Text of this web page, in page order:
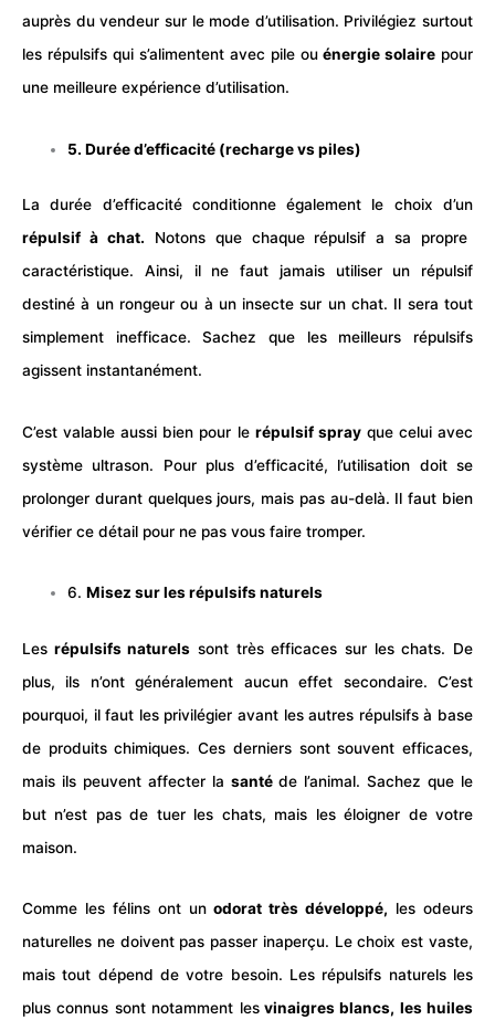
auprès du vendeur sur le mode d’utilisation. Privilégiez surtout
les répulsifs qui s’alimentent avec pile ou énergie solaire pour
une meilleure expérience d’utilisation.
5. Durée d’efficacité (recharge vs piles)
La durée d’efficacité conditionne également le choix d’un
répulsif à chat. Notons que chaque répulsif a sa propre
caractéristique. Ainsi, il ne faut jamais utiliser un répulsif
destiné à un rongeur ou à un insecte sur un chat. Il sera tout
simplement inefficace. Sachez que les meilleurs répulsifs
agissent instantanément.
C’est valable aussi bien pour le répulsif sprayque celui avec
système ultrason. Pour plus d’efficacité, l’utilisation doit se
prolonger durant quelques jours, mais pas au-delà. Il faut bien
vérifier ce détail pour ne pas vous faire tromper.
6.Misez sur les répulsifs naturels
Les répulsifs naturels sont très efficaces sur les chats. De
plus, ils n’ont généralement aucun effet secondaire. C’est
pourquoi, il faut les privilégier avant les autres répulsifs à base
de produits chimiques. Ces derniers sont souvent efficaces,
mais ils peuvent affecter la santéde l’animal. Sachez que le
but n’est pas de tuer les chats, mais les éloigner de votre
maison.
Comme les félins ont unodorat très développé, les odeurs
naturelles ne doivent pas passer inaperçu. Le choix est vaste,
mais tout dépend de votre besoin. Les répulsifs naturels les
plus connus sont notamment lesvinaigres blancs, les huiles